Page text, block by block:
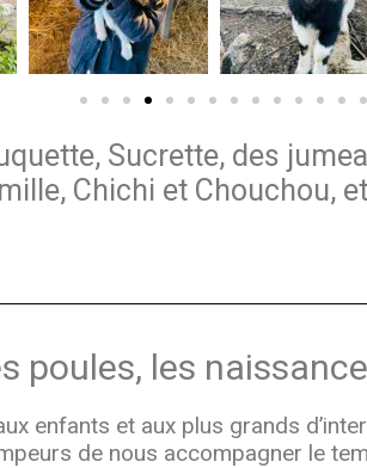
Sucrette, des
Chichi et Chouchou,
poules, les
enfants et aux plus grands
de nous accompagner le